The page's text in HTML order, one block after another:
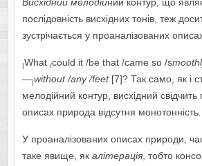
Висхідний мелодійний контур, що
послідовність висхідних тонів, теж
зустрічається у проаналізованих
|What /could it /be that /came so /s
—|without /any /feet [7]? Так само, як і
мелодійний контур, висхідний
описах природа відсутня монотонність.
У проаналізованих описах природи,
таке явище, як алітерація, тобто